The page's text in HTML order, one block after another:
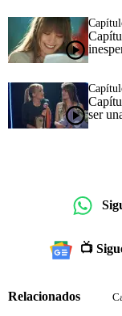
ser
📺
Relacionados